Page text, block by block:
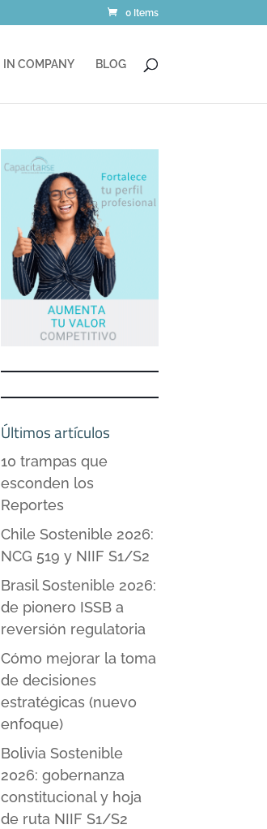
0 Items
IN COMPANY BLOG
Últimos artículos
10 trampas que
esconden los
Reportes
Chile Sostenible 2026:
NCG 519 y NIIF S1/S2
Brasil Sostenible 2026:
de pionero ISSB a
reversión regulatoria
Cómo mejorar la toma
de decisiones
estratégicas (nuevo
enfoque)
Bolivia Sostenible
2026: gobernanza
constitucional y hoja
de ruta NIIF S1/S2